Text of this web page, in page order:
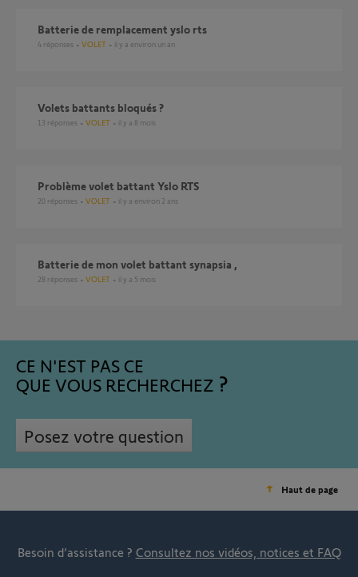
Batterie de remplacement yslo rts
4 réponses VOLET il y a environ un an
Volets battants bloqués ?
13 réponses VOLET il y a 8 mois
Problème volet battant Yslo RTS
20 réponses VOLET il y a environ 2 ans
batterie de mon volet battant synapsia ,
28 réponses VOLET il y a 5 mois
CE N'EST PAS CE
QUE VOUS RECHERCHEZ
Posez votre question
Haut de page
Besoin d’assistance ? Consultez nos vidéos, notices et FAQ